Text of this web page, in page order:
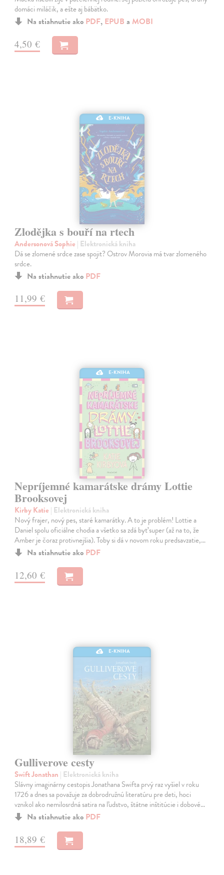
domáci miláčik, a ešte aj bábätko.
Na stiahnutie ako PDF, EPUB a MOBI
4,50 €
E-KNIHA
Zlodějka s bouří na rtech
Andersonová Sophie | Elektronická kniha
Dá se zlomené srdce zase spojit? Ostrov Morovia má tvar zlomeného
srdce.
Na stiahnutie ako PDF
11,99 €
E-KNIHA
Nepríjemné kamarátske drámy Lottie
Brooksovej
Kirby Katie | Elektronická kniha
Nový frajer, nový pes, staré kamarátky. A to je problém! Lottie a
Daniel spolu oficiálne chodia a všetko sa zdá byť super (až na to, že
Amber je čoraz protivnejšia). Toby si dá v novom roku predsavzatie,…
Na stiahnutie ako PDF
12,60 €
E-KNIHA
Gulliverove cesty
Swift Jonathan | Elektronická kniha
Slávny imaginárny cestopis Jonathana Swifta prvý raz vyšiel v roku
1726 a dnes sa považuje za dobrodružnú literatúru pre deti, hoci
vznikol ako nemilosrdná satira na ľudstvo, štátne inštitúcie i dobové…
Na stiahnutie ako PDF
18,89 €